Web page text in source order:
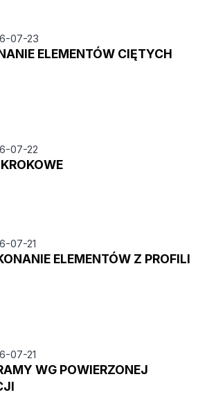
07-23
ELEMENTÓW CIĘTYCH
07-22
07-21
ELEMENTÓW Z PROFILI
07-21
WG POWIERZONEJ